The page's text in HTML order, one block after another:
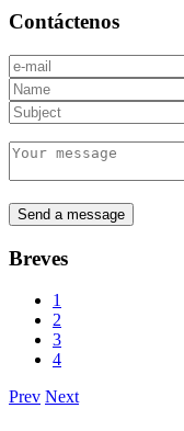
Contáctenos
Breves
1
2
3
4
Prev Next